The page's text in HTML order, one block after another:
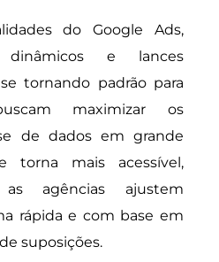
do Google Ads,
e lances
tornando padrão para
maximizar os
de dados em grande
torna mais acessível,
agências ajustem
rápida e com base em
suposições.